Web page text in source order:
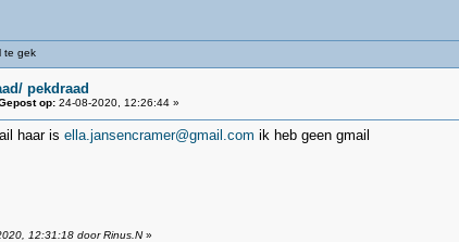
te gek
pekdraad
op: 24-08-2020, 12:26:44 »
haar is ella.jansencramer@gmail.com ik heb geen gmail
12:31:18 door Rinus.N»